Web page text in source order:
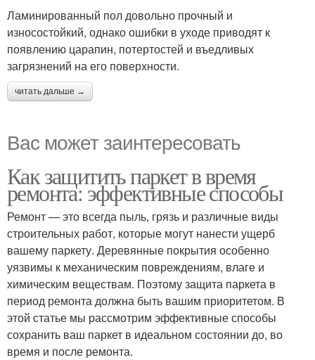
Ламинированный пол довольно прочный и
износостойкий, однако ошибки в уходе приводят к
появлению царапин, потертостей и въедливых
загрязнений на его поверхности.
читать дальше →
Вас может заинтересовать
Как защитить паркет в время
ремонта: эффективные способы
Ремонт — это всегда пыль, грязь и различные виды
строительных работ, которые могут нанести ущерб
вашему паркету. Деревянные покрытия особенно
уязвимы к механическим повреждениям, влаге и
химическим веществам. Поэтому защита паркета в
период ремонта должна быть вашим приоритетом. В
этой статье мы рассмотрим эффективные способы
сохранить ваш паркет в идеальном состоянии до, во
время и после ремонта.